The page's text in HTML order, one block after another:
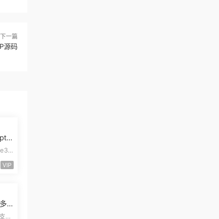
下一篇
源码
开
VIP
付